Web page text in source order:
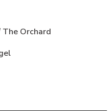
The Orchard